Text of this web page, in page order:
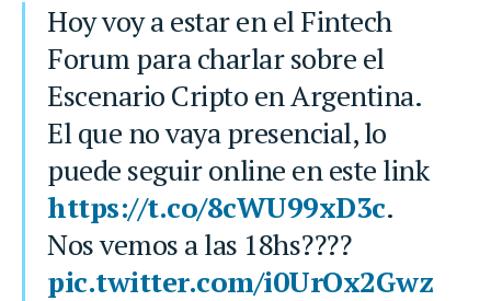
Hoy voy a estar en el Fintech
Forum para charlar sobre el
Escenario Cripto en Argentina.
El que no vaya presencial, lo
puede seguir online en este link
https://t.co/8cWU99xD3c.
Nos vemos a las 18hs????
pic.twitter.com/i0UrOx2Gwz